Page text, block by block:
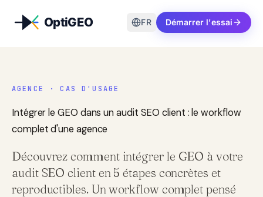
FR Démarrer l'essai
Aller au contenu
AGENCE · CAS D'USAGE
Intégrer le GEO dans un audit SEO client : le workflow
complet d'une agence
Découvrez comment intégrer le GEO à votre
audit SEO client en 5 étapes concrètes et
reproductibles. Un workflow complet pensé